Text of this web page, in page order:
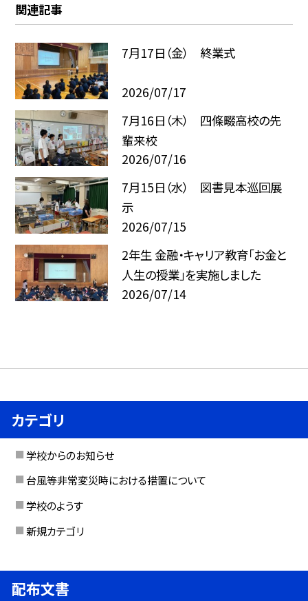
関連記事
7月17日（金） 終業式
2026/07/17
7月16日（木） 四條畷高校の先
輩来校
2026/07/16
7月15日（水） 図書見本巡回展
示
2026/07/15
2年生 金融・キャリア教育「お金と
人生の授業」を実施しました
2026/07/14
カテゴリ
学校からのお知らせ
台風等非常変災時における措置について
学校のようす
新規カテゴリ
配布文書